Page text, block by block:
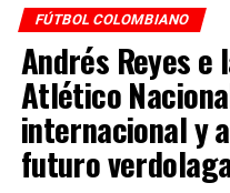
https://
futbol-colombiano-en-
Este tipo de contenido
Jiménez periodista,
útil para que no te
hechos ocurrieron
que cubría la ruta entre
Ezeiza, en Buenos Aires,
Córdova de Rionegro.
Entre los elementos
estarían:
FÚTBOL COLOMBIANO
Andrés Reyes e
Atlético
internacional y
futuro